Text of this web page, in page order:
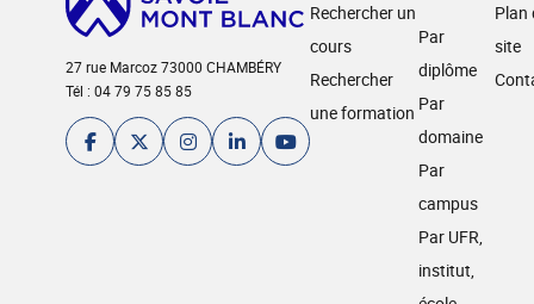
27 rue Marcoz 73000 CHAMBÉRY
Tél : 04 79 75 85 85
Rechercher un
cours
Rechercher
une formation
Par
diplôme
Par
domaine
Par
campus
Par UFR,
institut,
Plan
site